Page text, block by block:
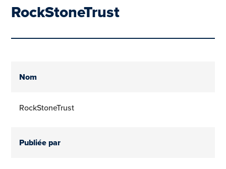
RockStoneTrust
Nom
RockStoneTrust
Publiée par